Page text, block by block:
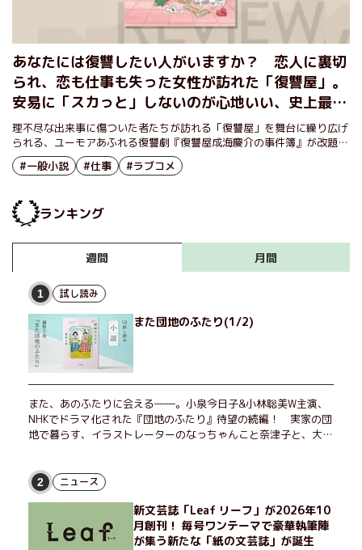
あなたには復讐したい人がいますか？ 恋人に裏切
られ、恋も仕事も失った女性が訪れた「復讐屋」。
安易に「スカっと」しないのが心地いい、史上最も
優しさあふれる復讐劇！ 『その復讐、お預かりし
ます』原田ひ香
理不尽な出来事に傷ついた者たちが訪れる「復讐屋」を舞台に繰り広げ
られる、ユーモアあふれる復讐劇『復讐屋成海慶介の事件簿』が改題
し、新装文庫化！
#一般小説 #仕事 #ラブコメ
ランキング
週間 月間
1 試し読み
また団地のふたり(1/2)
また、あのふたりに会える――。小泉今日子&小林聡美W主演、
NHKでドラマ化された『団地のふたり』待望の続編！ 実家の団
地で暮らす、イラストレーターのなっちゃんこと奈津子と、大学
げたり、部屋でふたりだけの「台湾映画祭」を催したり。50代
独身、幼なじみの変わらぬ友情とささやかな幸せの日々を描く。
2 ニュース
新文芸誌「Leaf リーフ」が2026年10
月創刊！ 毎号ワンテーマで豪華執筆陣
が集う新たな「紙の文芸誌」が誕生